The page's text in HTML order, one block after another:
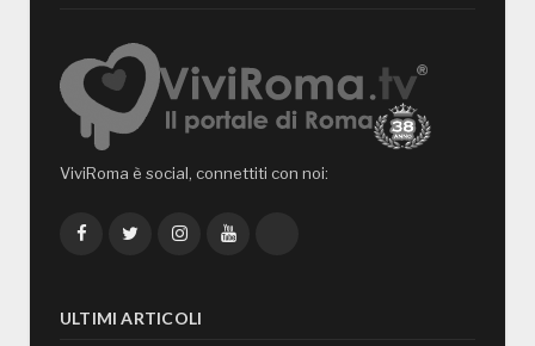
ViviRoma è social, connettiti con noi:
FacebookTwitterInstagramYouTube
ULTIMI ARTICOLI